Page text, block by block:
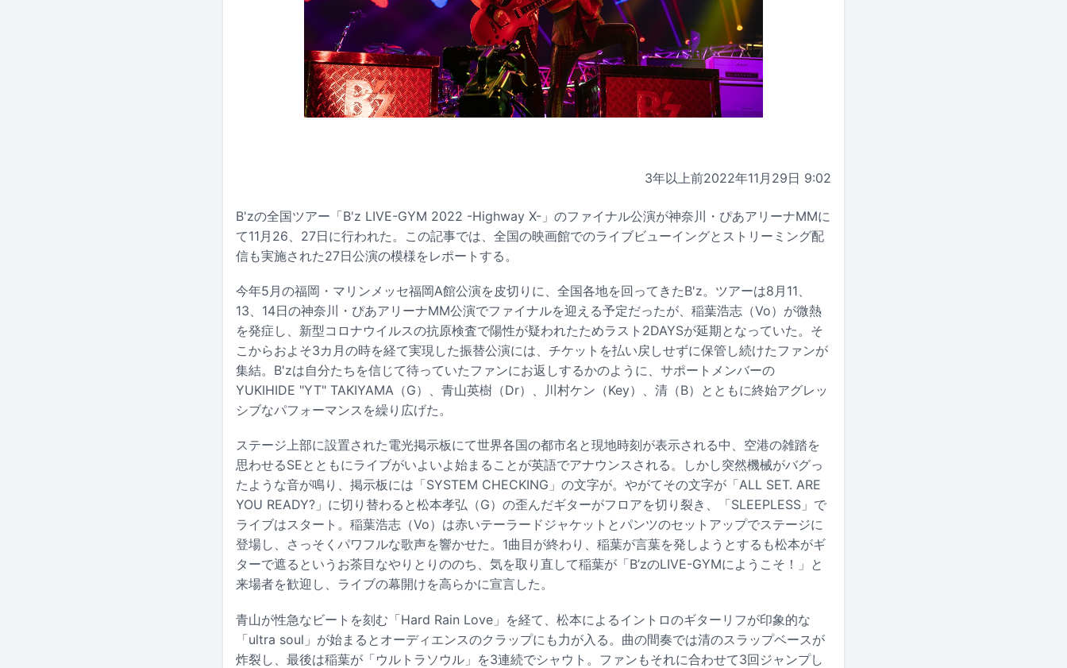
3年以上前2022年11月29日 9:02
B'zの全国ツアー「B'z LIVE-GYM 2022 -Highway X-」のファイナル公演が神奈川・ぴあアリーナMMに
て11月26、27日に行われた。この記事では、全国の映画館でのライブビューイングとストリーミング配
信も実施された27日公演の模様をレポートする。
今年5月の福岡・マリンメッセ福岡A館公演を皮切りに、全国各地を回ってきたB'z。ツアーは8月11、
13、14日の神奈川・ぴあアリーナMM公演でファイナルを迎える予定だったが、稲葉浩志（Vo）が微熱
を発症し、新型コロナウイルスの抗原検査で陽性が疑われたためラスト2DAYSが延期となっていた。そ
こからおよそ3カ月の時を経て実現した振替公演には、チケットを払い戻しせずに保管し続けたファンが
集結。B'zは自分たちを信じて待っていたファンにお返しするかのように、サポートメンバーの
YUKIHIDE "YT" TAKIYAMA（G）、青山英樹（Dr）、川村ケン（Key）、清（B）とともに終始アグレッ
シブなパフォーマンスを繰り広げた。
ステージ上部に設置された電光掲示板にて世界各国の都市名と現地時刻が表示される中、空港の雑踏を
思わせるSEとともにライブがいよいよ始まることが英語でアナウンスされる。しかし突然機械がバグっ
たような音が鳴り、掲示板には「SYSTEM CHECKING」の文字が。やがてその文字が「ALL SET. ARE
YOU READY?」に切り替わると松本孝弘（G）の歪んだギターがフロアを切り裂き、「SLEEPLESS」で
ライブはスタート。稲葉浩志（Vo）は赤いテーラードジャケットとパンツのセットアップでステージに
登場し、さっそくパワフルな歌声を響かせた。1曲目が終わり、稲葉が言葉を発しようとするも松本がギ
ターで遮るというお茶目なやりとりののち、気を取り直して稲葉が「B’zのLIVE-GYMにようこそ！」と
来場者を歓迎し、ライブの幕開けを高らかに宣言した。
青山が性急なビートを刻む「Hard Rain Love」を経て、松本によるイントロのギターリフが印象的な
「ultra soul」が始まるとオーディエンスのクラップにも力が入る。曲の間奏では清のスラップベースが
炸裂し、最後は稲葉が「ウルトラソウル」を3連続でシャウト。ファンもそれに合わせて3回ジャンプし